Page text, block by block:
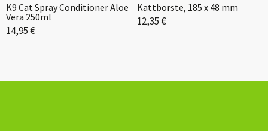
K9 Cat Spray Conditioner Aloe
Vera 250ml
14,95 €
Kattborste, 185 x 48 mm
12,35 €